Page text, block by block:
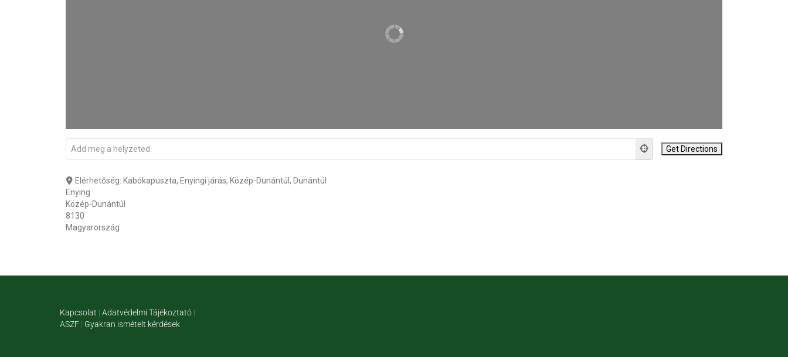
Elérhetőség: Kabókapuszta, Enyingi járás, Közép-Dunántúl, Dunántúl
Enying
Közép-Dunántúl
8130
Magyarország
Kapcsolat | Adatvédelmi Tájékoztató |
ASZF | Gyakran ismételt kérdések